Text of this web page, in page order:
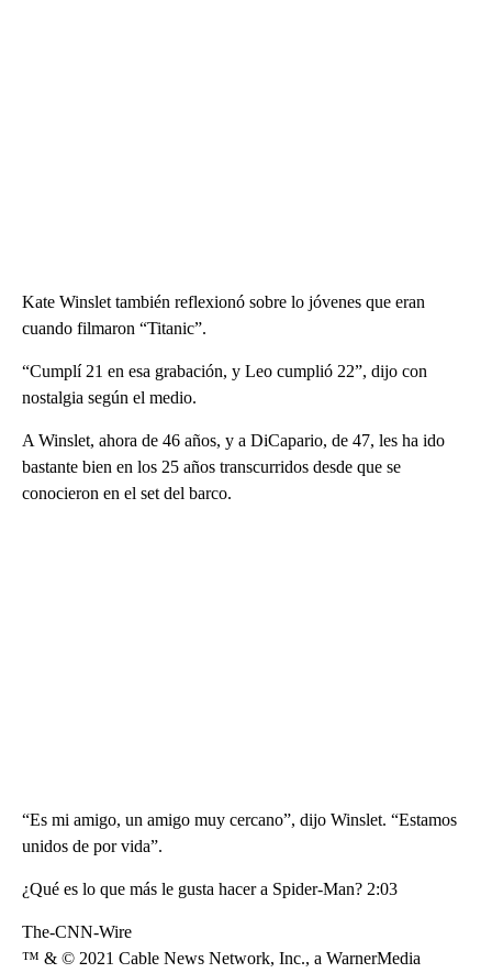
Kate Winslet también reflexionó sobre lo jóvenes que eran
cuando filmaron “Titanic”.
“Cumplí 21 en esa grabación, y Leo cumplió 22”, dijo con
nostalgia según el medio.
A Winslet, ahora de 46 años, y a DiCapario, de 47, les ha ido
bastante bien en los 25 años transcurridos desde que se
conocieron en el set del barco.
“Es mi amigo, un amigo muy cercano”, dijo Winslet. “Estamos
unidos de por vida”.
¿Qué es lo que más le gusta hacer a Spider-Man? 2:03
The-CNN-Wire
™ & © 2021 Cable News Network, Inc., a WarnerMedia